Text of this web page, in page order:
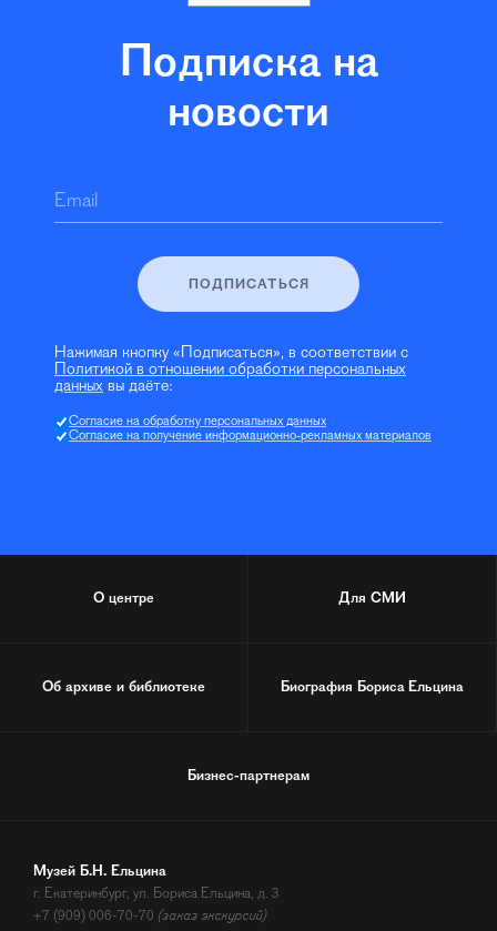
Подписка на
новости
Email
ПОДПИСАТЬСЯ
Нажимая кнопку «Подписаться», в соответствии с
Политикой в отношении обработки персональных
данных вы даёте:
Согласие на обработку персональных данных
Согласие на получение информационно-рекламных материалов
О центре Для СМИ
Об архиве и библиотеке Биография Бориса Ельцина
Бизнес-партнерам
Музей Б.Н. Ельцина
г. Екатеринбург, ул. Бориса Ельцина, д. 3
+7 (909) 006-70-70 (заказ экскурсий)